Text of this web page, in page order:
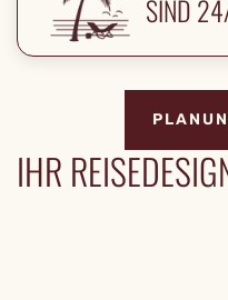
SIND
IHR